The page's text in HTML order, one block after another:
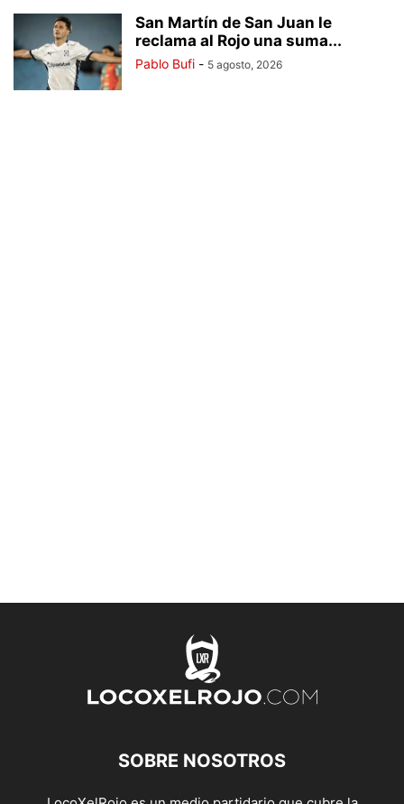
San Martín de San Juan le
reclama al Rojo una suma...
Pablo Bufi - 5 agosto, 2026
SOBRE NOSOTROS